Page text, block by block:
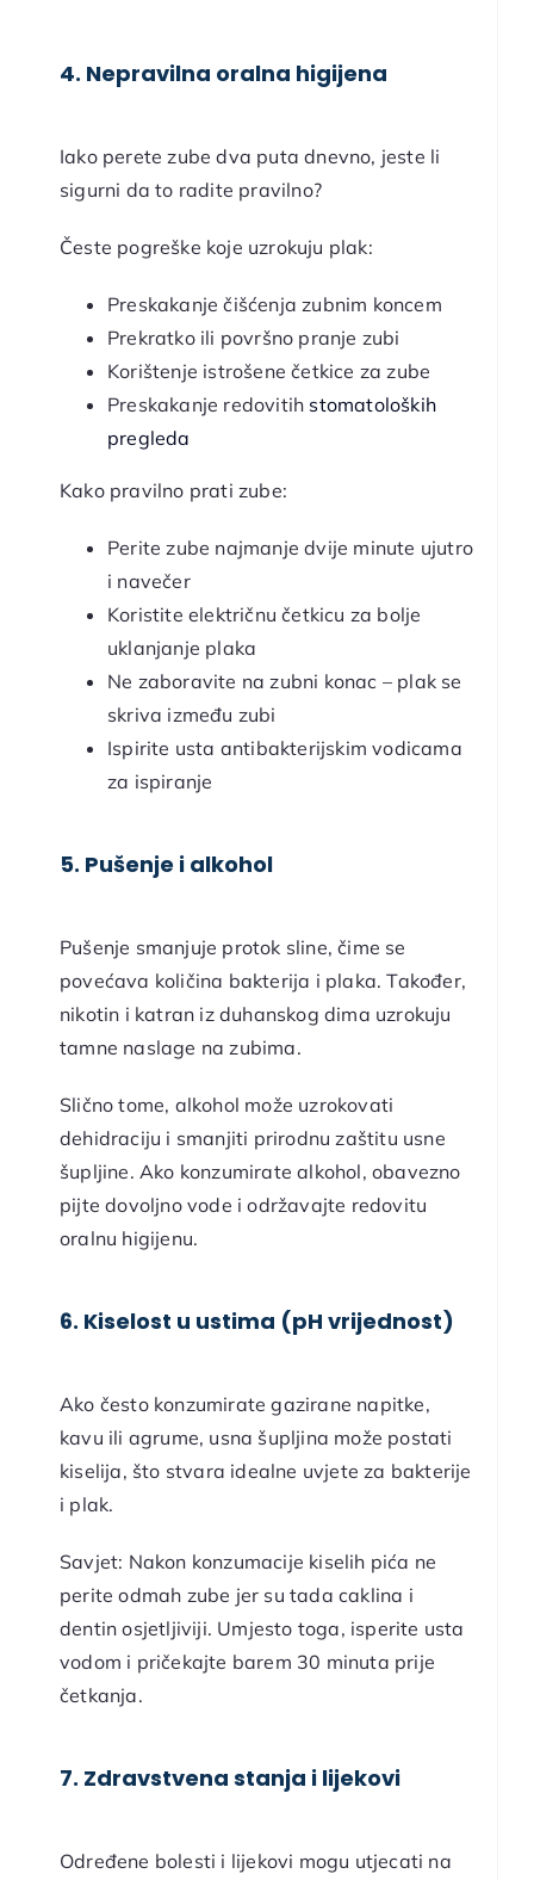
4. Nepravilna oralna higijena
Iako perete zube dva puta dnevno, jeste li
sigurni da to radite pravilno?
Česte pogreške koje uzrokuju plak:
Preskakanje čišćenja zubnim koncem
Prekratko ili površno pranje zubi
Korištenje istrošene četkice za zube
Preskakanje redovitih stomatoloških
pregleda
Kako pravilno prati zube:
Perite zube najmanje dvije minute ujutro
i navečer
Koristite električnu četkicu za bolje
uklanjanje plaka
Ne zaboravite na zubni konac – plak se
skriva između zubi
Ispirite usta antibakterijskim vodicama
za ispiranje
5. Pušenje i alkohol
Pušenje smanjuje protok sline, čime se
povećava količina bakterija i plaka. Također,
nikotin i katran iz duhanskog dima uzrokuju
tamne naslage na zubima.
Slično tome, alkohol može uzrokovati
dehidraciju i smanjiti prirodnu zaštitu usne
šupljine. Ako konzumirate alkohol, obavezno
pijte dovoljno vode i održavajte redovitu
oralnu higijenu.
6. Kiselost u ustima (pH vrijednost)
Ako često konzumirate gazirane napitke,
kavu ili agrume, usna šupljina može postati
kiselija, što stvara idealne uvjete za bakterije
i plak.
Savjet: Nakon konzumacije kiselih pića ne
perite odmah zube jer su tada caklina i
dentin osjetljiviji. Umjesto toga, isperite usta
vodom i pričekajte barem 30 minuta prije
četkanja.
7. Zdravstvena stanja i lijekovi
Određene bolesti i lijekovi mogu utjecati na